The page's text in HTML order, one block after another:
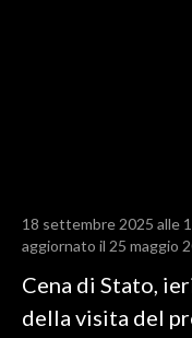
RISULTATI E CLASSIFICHE
CALCIO REGIONALE
BASKET
18 settembre 2025 alle
aggiornato il 25 maggio
Cena di Stato,
della visita del